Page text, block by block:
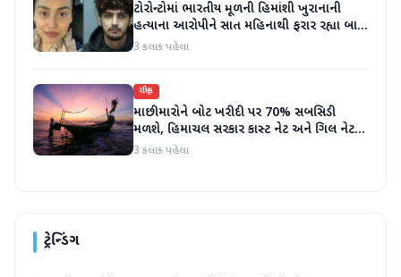
ટોરોન્ટોમાં ભારતીય મૂળની હિમાંશી ખુરાનાની
હત્યાના આરોપીને સાત મહિનાથી ફરાર રહ્યા બાદ
ધરપકડ કરવામાં આવી
3 કલાક પહેલા
રાષ્ટ્રીય
માછીમારોને બોટ ખરીદી પર 70% સબસિડી
મળશે, હિમાચલ સરકાર કાસ્ટ નેટ અને ગિલ નેટ
પર 90% સબસિડી આપશે
3 કલાક પહેલા
ટ્રેન્ડિંગ